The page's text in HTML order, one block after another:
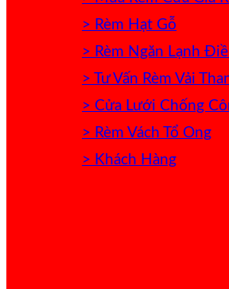
> Rèm Hạt Gỗ
> Rèm Ngăn Lạnh
> Tư Vấn Rèm Vải
> Cửa Lưới Chống
> Rèm Vách Tổ Ong
> Khách Hàng